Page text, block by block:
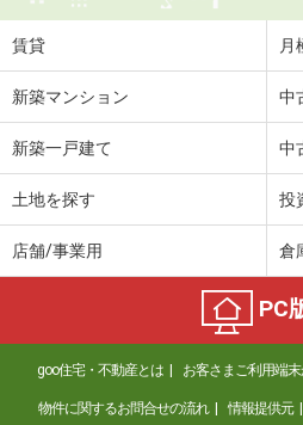
賃貸 月
新築マンション 中
新築一戸建て 中
土地を探す 投
店舗/事業用 倉
PC
goo住宅・不動産とは お客さまご利用端
物件に関するお問合せの流れ 情報提供元